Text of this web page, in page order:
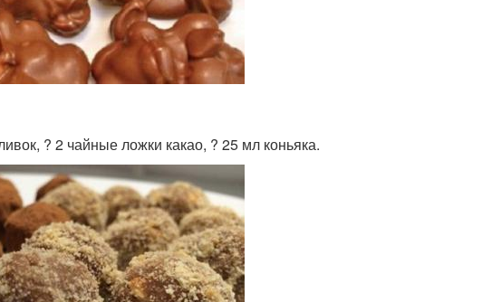
? 2 чайные ложки какао, ? 25 мл коньяка.